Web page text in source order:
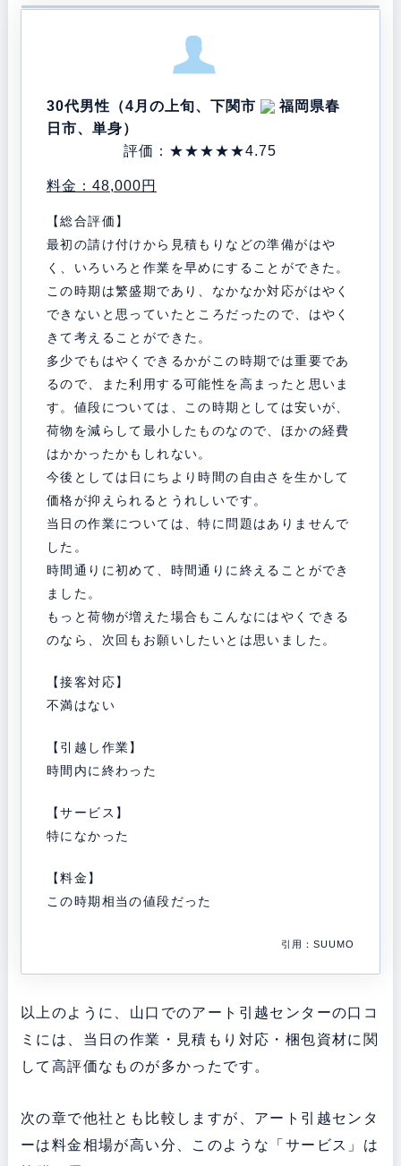
30代男性（4月の上旬、下関市
福岡県春
日市、単身）
評価：★★★★★4.75
料金：48,000円
【総合評価】
最初の請け付けから見積もりなどの準備がはや
く、いろいろと作業を早めにすることができた。
この時期は繁盛期であり、なかなか対応がはやく
できないと思っていたところだったので、はやく
きて考えることができた。
多少でもはやくできるかがこの時期では重要であ
るので、また利用する可能性を高まったと思いま
す。値段については、この時期としては安いが、
荷物を減らして最小したものなので、ほかの経費
はかかったかもしれない。
今後としては日にちより時間の自由さを生かして
価格が抑えられるとうれしいです。
当日の作業については、特に問題はありませんで
した。
時間通りに初めて、時間通りに終えることができ
ました。
もっと荷物が増えた場合もこんなにはやくできる
のなら、次回もお願いしたいとは思いました。
【接客対応】
不満はない
【引越し作業】
時間内に終わった
【サービス】
特になかった
【料金】
この時期相当の値段だった
引用：SUUMO
以上のように、山口でのアート引越センターの口コ
ミには、当日の作業・見積もり対応・梱包資材に関
して高評価なものが多かったです。
次の章で他社とも比較しますが、アート引越センタ
ーは料金相場が高い分、このような「サービス」は